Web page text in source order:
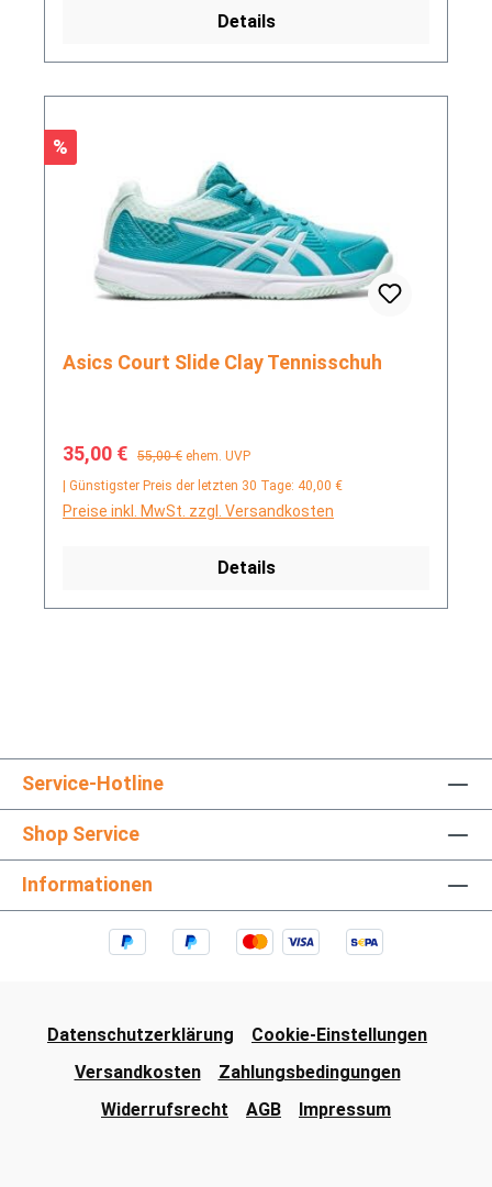
Details
Rabatt
%
Asics Court Slide Clay Tennisschuh
Verkaufspreis:
35,00 € Regulärer Preis:
55,00 € ehem. UVP
| Günstigster Preis der letzten 30 Tage: 40,00 €
Preise inkl. MwSt. zzgl. Versandkosten
Details
Service-Hotline
Shop Service
Informationen
Datenschutzerklärung
Cookie-Einstellungen
Versandkosten
Zahlungsbedingungen
Widerrufsrecht
AGB Impressum